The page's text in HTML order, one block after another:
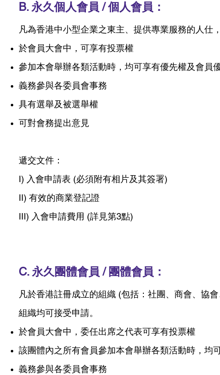
B. 永久個人會員 / 個人會員：
凡為香港中小型企業之東主、提供專業服務的人
於會員大會中，可享有投票權
參加本會舉辦各類活動時，均可享有優先權及會員
義務參與各委員會事務
具有選舉及被選舉權
可對會務提出意見
遞交文件：
I) 入會申請表 (必須附有相片及其簽署)
II) 有效的商業登記證
III) 入會申請費用 (詳見第3點)
C. 永久團體會員 / 團體會員：
凡於香港註冊成立的組織 (包括：社團、商會、協
組織均可接受申請。
於會員大會中，委任出席之代表可享有投票權
該團體內之所有會員參加本會舉辦各類活動時，均
義務參與各委員會事務